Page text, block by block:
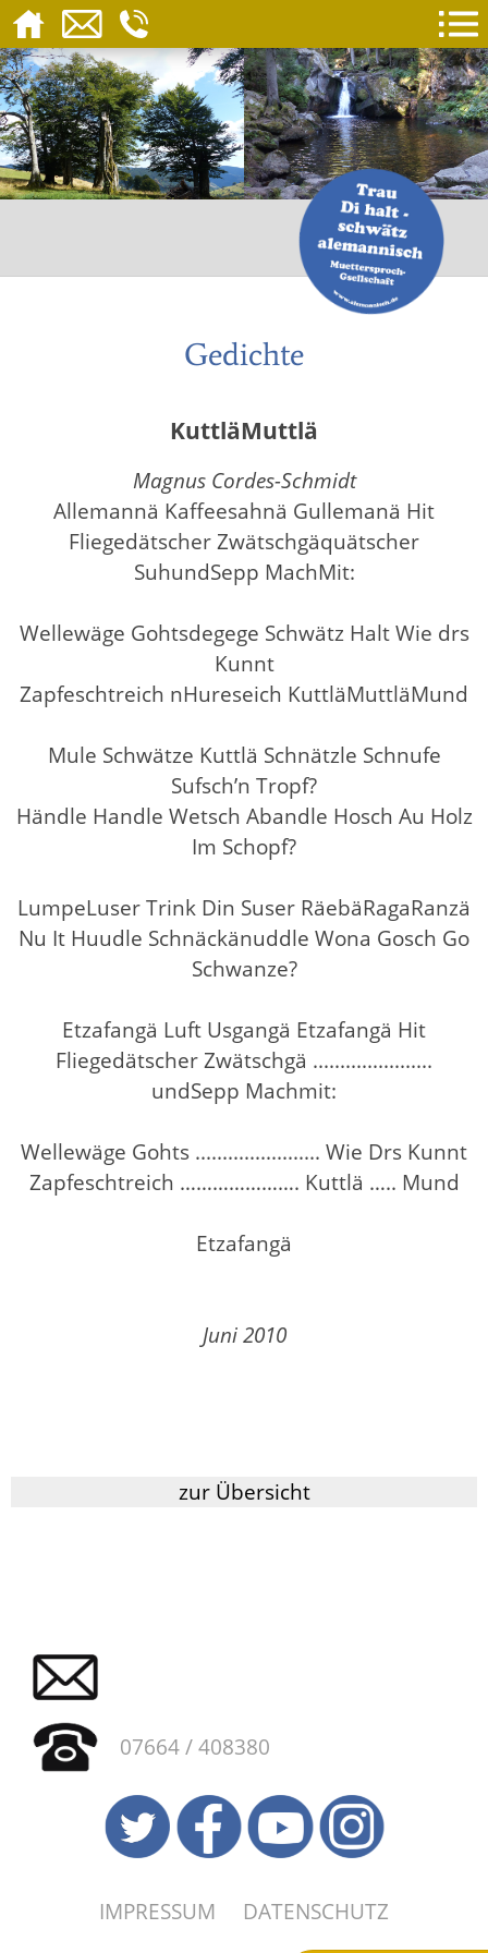
Gedichte
KuttläMuttlä
Magnus Cordes-Schmidt
Allemannä Kaffeesahnä Gullemanä Hit
Fliegedätscher Zwätschgäquätscher
SuhundSepp MachMit:
Wellewäge Gohtsdegege Schwätz Halt Wie drs
Kunnt
Zapfeschtreich nHureseich KuttläMuttläMund
Mule Schwätze Kuttlä Schnätzle Schnufe
Sufsch’n Tropf?
Händle Handle Wetsch Abandle Hosch Au Holz
Im Schopf?
LumpeLuser Trink Din Suser RäebäRagaRanzä
Nu It Huudle Schnäckänuddle Wona Gosch Go
Schwanze?
Etzafangä Luft Usgangä Etzafangä Hit
Fliegedätscher Zwätschgä ......................
undSepp Machmit:
Wellewäge Gohts ....................... Wie Drs Kunnt
Zapfeschtreich …………………. Kuttlä ….. Mund
Etzafangä
Juni 2010
zur Übersicht
07664 / 408380
IMPRESSUM DATENSCHUTZ